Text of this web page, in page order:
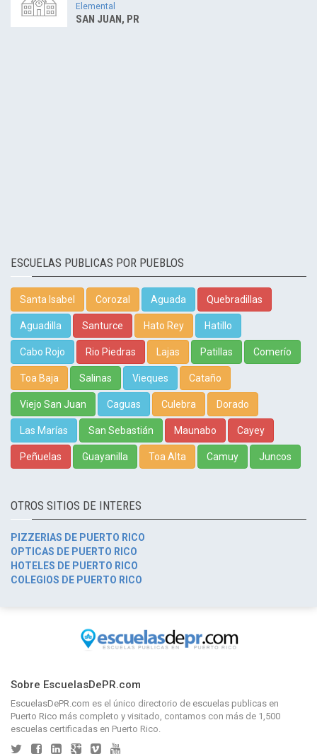
Elemental
SAN JUAN, PR
ESCUELAS PUBLICAS POR PUEBLOS
Santa Isabel Corozal Aguada Quebradillas
Aguadilla Santurce Hato Rey Hatillo
Cabo Rojo Rio Piedras Lajas Patillas Comerío
Toa Baja Salinas Vieques Cataño
Viejo San Juan Caguas Culebra Dorado
Las Marías San Sebastián Maunabo Cayey
Peñuelas Guayanilla Toa Alta Camuy Juncos
OTROS SITIOS DE INTERES
PIZZERIAS DE PUERTO RICO
OPTICAS DE PUERTO RICO
HOTELES DE PUERTO RICO
COLEGIOS DE PUERTO RICO
Sobre EscuelasDePR.com
EscuelasDePR.com es el único directorio de escuelas publicas en
Puerto Rico más completo y visitado, contamos con más de 1,500
escuelas certificadas en Puerto Rico.